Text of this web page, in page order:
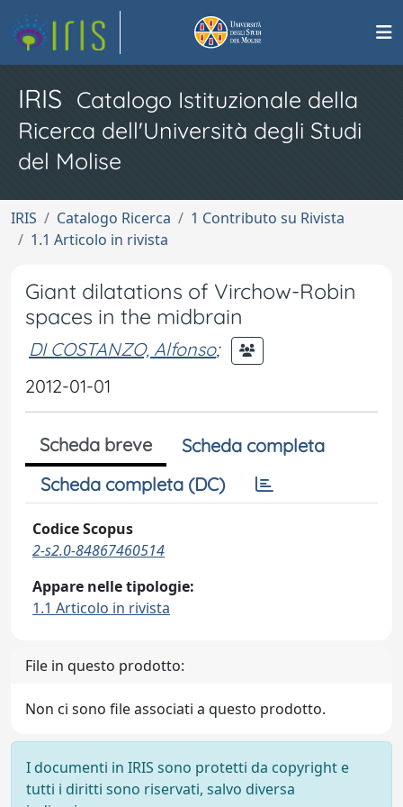
IRIS Catalogo Istituzionale della
Ricerca dell'Università degli Studi
del Molise
IRIS Catalogo Ricerca
1 Contributo su Rivista
1.1 Articolo in rivista
Giant dilatations of Virchow-Robin
spaces in the midbrain
DI COSTANZO, Alfonso;
2012-01-01
Scheda breve
Scheda completa
Scheda completa (DC)
Codice Scopus
2-s2.0-84867460514
Appare nelle tipologie:
1.1 Articolo in rivista
File in questo prodotto:
Non ci sono file associati a questo prodotto.
I documenti in IRIS sono protetti da copyright e
tutti i diritti sono riservati, salvo diversa